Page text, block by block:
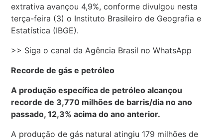
extrativa avançou 4,9%, conforme divulgou nesta
terça-feira (3) o Instituto Brasileiro de Geografia e
Estatística (IBGE).
>> Siga o canal da Agência Brasil no WhatsApp
Recorde de gás e petróleo
A produção específica de petróleo alcançou
recorde de 3,770 milhões de barris/dia no ano
passado, 12,3% acima do ano anterior.
A produção de gás natural atingiu 179 milhões de